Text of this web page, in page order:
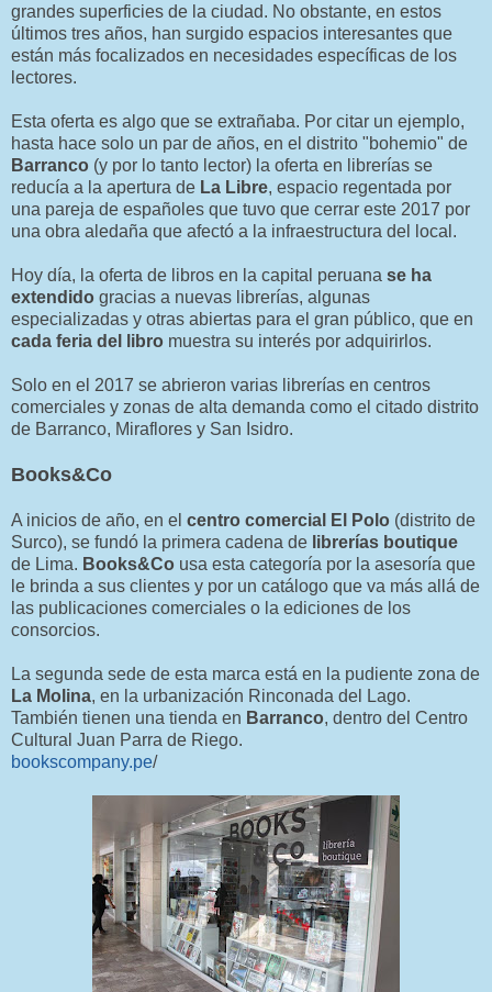
grandes superficies de la ciudad. No obstante, en estos
últimos tres años, han surgido espacios interesantes que
están más focalizados en necesidades específicas de los
lectores.
Esta oferta es algo que se extrañaba. Por citar un ejemplo,
hasta hace solo un par de años, en el distrito "bohemio" de
Barranco (y por lo tanto lector) la oferta en librerías se
reducía a la apertura de La Libre, espacio regentada por
una pareja de españoles que tuvo que cerrar este 2017 por
una obra aledaña que afectó a la infraestructura del local.
Hoy día, la oferta de libros en la capital peruana se ha
extendido gracias a nuevas librerías, algunas
especializadas y otras abiertas para el gran público, que en
cada feria del libro muestra su interés por adquirirlos.
Solo en el 2017 se abrieron varias librerías en centros
comerciales y zonas de alta demanda como el citado distrito
de Barranco, Miraflores y San Isidro.
Books&Co
A inicios de año, en el centro comercial El Polo (distrito de
Surco), se fundó la primera cadena de librerías boutique
de Lima. Books&Co usa esta categoría por la asesoría que
le brinda a sus clientes y por un catálogo que va más allá de
las publicaciones comerciales o la ediciones de los
consorcios.
La segunda sede de esta marca está en la pudiente zona de
La Molina, en la urbanización Rinconada del Lago.
También tienen una tienda en Barranco, dentro del Centro
Cultural Juan Parra de Riego.
bookscompany.pe/